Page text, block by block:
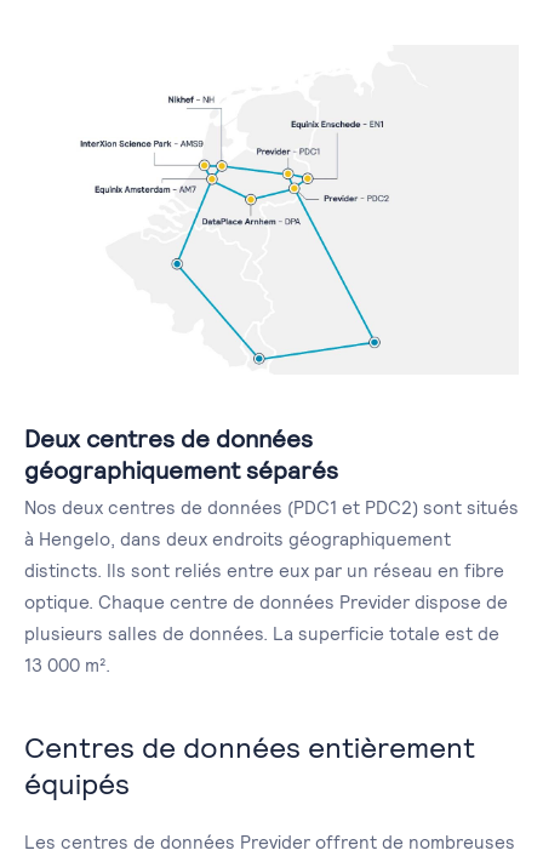
Deux centres de données
géographiquement séparés
Nos deux centres de données (PDC1 et PDC2) sont situés
à Hengelo, dans deux endroits géographiquement
distincts. Ils sont reliés entre eux par un réseau en fibre
optique. Chaque centre de données Previder dispose de
plusieurs salles de données. La superficie totale est de
13 000 m².
Centres de données entièrement
équipés
Les centres de données Previder offrent de nombreuses